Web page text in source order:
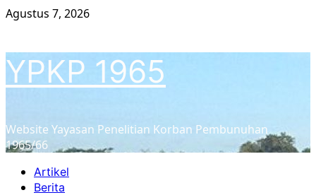
Skip
Agustus 7, 2026
YPKP 1965
Website Yayasan Penelitian Korban Pembunuhan
1965/66
Primary
Menu
Artikel
Berita